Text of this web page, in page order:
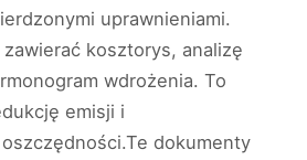
uprawnieniami.
kosztorys, analizę
wdrożenia. To
emisji i
dokumenty